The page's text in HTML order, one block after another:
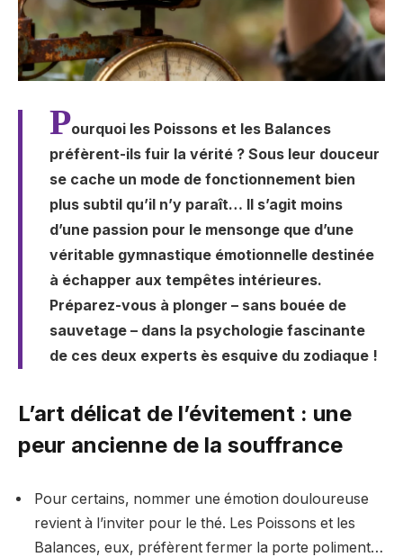
Pourquoi les Poissons et les Balances
préfèrent-ils fuir la vérité ? Sous leur douceur
se cache un mode de fonctionnement bien
plus subtil qu’il n’y paraît… Il s’agit moins
d’une passion pour le mensonge que d’une
véritable gymnastique émotionnelle destinée
à échapper aux tempêtes intérieures.
Préparez-vous à plonger – sans bouée de
sauvetage – dans la psychologie fascinante
de ces deux experts ès esquive du zodiaque !
L’art délicat de l’évitement : une
peur ancienne de la souffrance
Pour certains, nommer une émotion douloureuse
revient à l’inviter pour le thé. Les Poissons et les
Balances, eux, préfèrent fermer la porte poliment…